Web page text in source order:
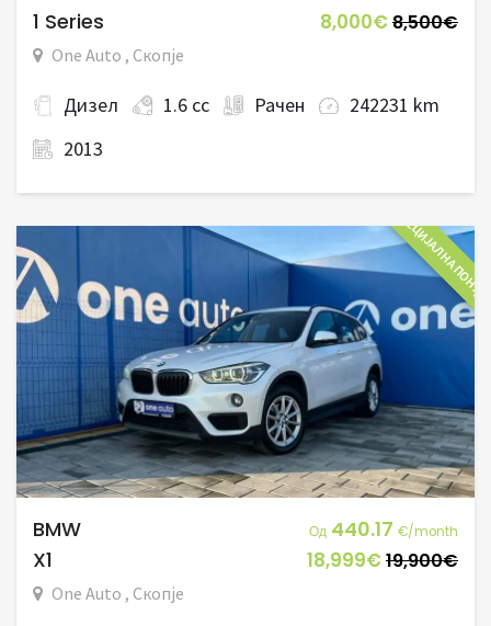
1 Series 8,000€8,500€
One Auto , Скопје
Дизел 1.6 cc Рачен
242231 km
2013
СПЕЦИЈАЛНА
BMW Од 440.17 €/month
X1 18,999€19,900€
One Auto , Скопје